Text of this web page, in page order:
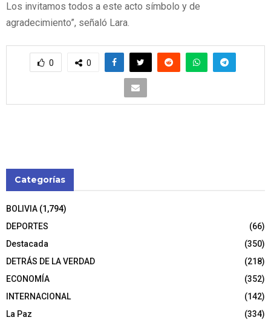
Los invitamos todos a este acto símbolo y de
agradecimiento”, señaló Lara.
0 0
Categorías
BOLIVIA (1,794)
DEPORTES
(66)
Destacada
(350)
DETRÁS DE LA VERDAD
(218)
ECONOMÍA
(352)
INTERNACIONAL
(142)
La Paz
(334)